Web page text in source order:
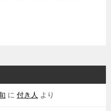
に 付き人 より